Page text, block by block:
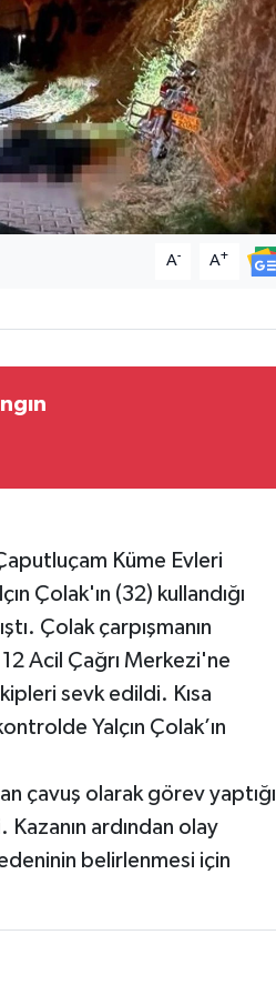
A- A+
Küme Evleri
Çolak'ın (32) kullandığı
Çolak çarpışmanın
Acil Çağrı Merkezi'ne
sevk edildi. Kısa
Yalçın Çolak’ın
çavuş olarak görev yaptığı
ardından olay
belirlenmesi için